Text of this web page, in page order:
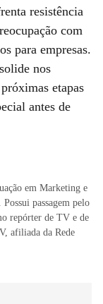
resistência
com
para empresas.
nos
etapas
antes de
em Marketing e
passagem pelo
repórter de TV e de
afiliada da Rede